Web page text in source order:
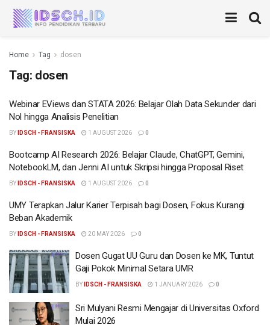
Home Tag dosen
Tag: dosen
Webinar EViews dan STATA 2026: Belajar Olah Data Sekunder dari
Nol hingga Analisis Penelitian
BY IDSCH - FRANSISKA 1 AUGUST 2026 0
Bootcamp AI Research 2026: Belajar Claude, ChatGPT, Gemini,
NotebookLM, dan Jenni AI untuk Skripsi hingga Proposal Riset
BY IDSCH - FRANSISKA 1 AUGUST 2026 0
UMY Terapkan Jalur Karier Terpisah bagi Dosen, Fokus Kurangi
Beban Akademik
BY IDSCH - FRANSISKA 20 MAY 2026 0
Dosen Gugat UU Guru dan Dosen ke MK, Tuntut
Gaji Pokok Minimal Setara UMR
BY IDSCH - FRANSISKA 1 JANUARY 2026 0
Sri Mulyani Resmi Mengajar di Universitas Oxford
Mulai 2026